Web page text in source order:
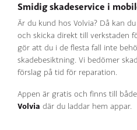
Smidig skadeservice i
Är du kund hos Volvia? Då kan
och skicka direkt till verkstaden
gör att du i de flesta fall inte
skadebesiktning. Vi bedömer
förslag på tid för reparation.
Appen är gratis och finns till
Volvia där du laddar hem appar.